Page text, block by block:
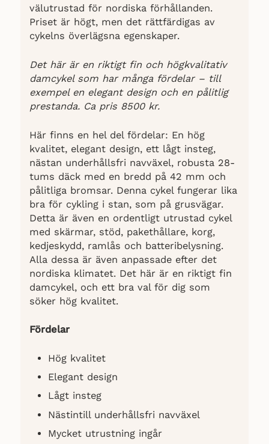
välutrustad för nordiska förhållanden.
Priset är högt, men det rättfärdigas av
cykelns överlägsna egenskaper.
Det här är en riktigt fin och högkvalitativ
damcykel som har många fördelar – till
exempel en elegant design och en pålitlig
prestanda. Ca pris 8500 kr.
Här finns en hel del fördelar: En hög
kvalitet, elegant design, ett lågt insteg,
nästan underhållsfri navväxel, robusta 28-
tums däck med en bredd på 42 mm och
pålitliga bromsar. Denna cykel fungerar lika
bra för cykling i stan, som på grusvägar.
Detta är även en ordentligt utrustad cykel
med skärmar, stöd, pakethållare, korg,
kedjeskydd, ramlås och batteribelysning.
Alla dessa är även anpassade efter det
nordiska klimatet. Det här är en riktigt fin
damcykel, och ett bra val för dig som
söker hög kvalitet.
Fördelar
Hög kvalitet
Elegant design
Lågt insteg
Nästintill underhållsfri navväxel
Mycket utrustning ingår